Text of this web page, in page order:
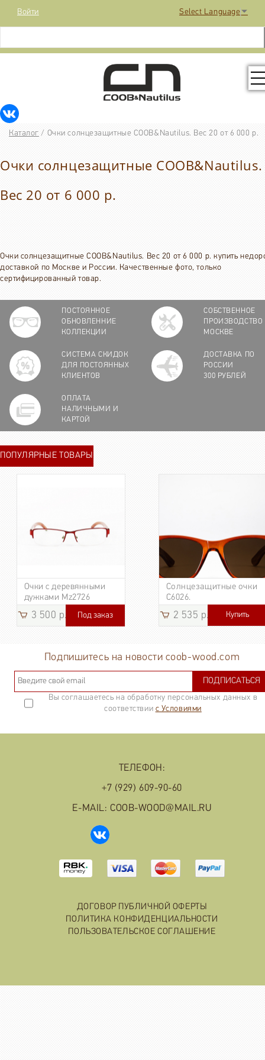
Select Language ▼
Войти
Каталог / Очки солнцезащитные COOB&Nautilus. Вес 20 от 6 000 р.
Очки солнцезащитные COOB&Nautilus.
Вес 20 от 6 000 р.
Очки солнцезащитные COOB&Nautilus. Вес 20 от 6 000 р. купить
доставкой по Москве и России. Качественные фото, только
сертифицированный товар.
ПОСТОЯННОЕ
ОБНОВЛЕННИЕ
КОЛЛЕКЦИИ
СОБСТВЕННОЕ
ПРОИЗВОДСТВО
МОСКВЕ
СИСТЕМА СКИДОК
ДЛЯ ПОСТОЯННЫХ
КЛИЕНТОВ
ДОСТАВКА ПО
РОССИИ
300 РУБЛЕЙ
ОПЛАТА
НАЛИЧНЫМИ И
КАРТОЙ
ПОПУЛЯРНЫЕ ТОВАРЫ
Очки с деревянными
дужками Mz2726
3 500 р. Под заказ
Солнцезащитные очки
C6026.
2 535 р. 3 185
Купить
Подпишитесь на новости coob-wood.com
ПОДПИСАТЬСЯ
Вы соглашаетесь на обработку персональных данных в
соответствии с Условиями
ТЕЛЕФОН:
+7 (929) 609-90-60
E-MAIL: COOB-WOOD@MAIL.RU
ДОГОВОР ПУБЛИЧНОЙ ОФЕРТЫ
ПОЛИТИКА КОНФИДЕНЦИАЛЬНОСТИ
ПОЛЬЗОВАТЕЛЬСКОЕ СОГЛАШЕНИЕ